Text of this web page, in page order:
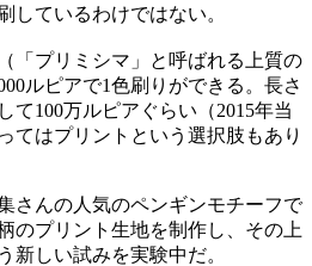
しているわけではない。
「プリミシマ」と呼ばれる上質の
ルピアで1色刷りができる。長さ
て100万ルピアぐらい（2015年当
てはプリントという選択肢もあり
さんの人気のペンギンモチーフで
のプリント生地を制作し、その上
新しい試みを実験中だ。